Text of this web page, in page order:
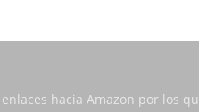
hacia Amazon por los